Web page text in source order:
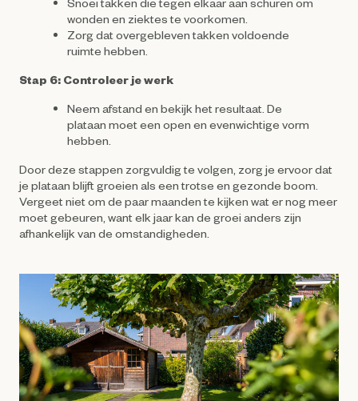
wonden en ziektes te voorkomen.
Zorg dat overgebleven takken voldoende
ruimte hebben.
Stap 6: Controleer je werk
Neem afstand en bekijk het resultaat. De
plataan moet een open en evenwichtige vorm
hebben.
Door deze stappen zorgvuldig te volgen, zorg je ervoor dat
je plataan blijft groeien als een trotse en gezonde boom.
Vergeet niet om de paar maanden te kijken wat er nog meer
moet gebeuren, want elk jaar kan de groei anders zijn
afhankelijk van de omstandigheden.